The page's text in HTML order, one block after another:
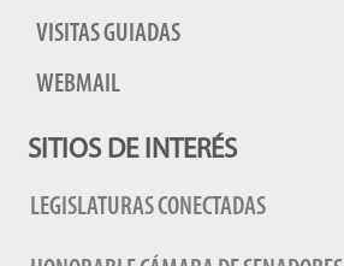
VISITAS GUIADAS
WEBMAIL
SITIOS DE INTERÉS
LEGISLATURAS CONECTADAS